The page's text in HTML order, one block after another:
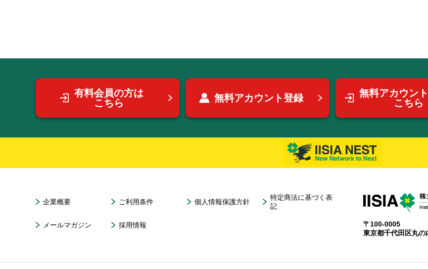
有料会員の方は
こちら
無料アカウント登録
無料アカウン
こちら
企業概要 ご利用条件 個人情報保護方針
特定商法に基づく表
記
メールマガジン 採用情報
〒100-0005
東京都千代田区丸